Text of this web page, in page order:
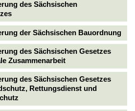
des Sächsischen
der Sächsischen Bauordnung
des Sächsischen Gesetzes
Zusammenarbeit
des Sächsischen Gesetzes
Rettungsdienst und